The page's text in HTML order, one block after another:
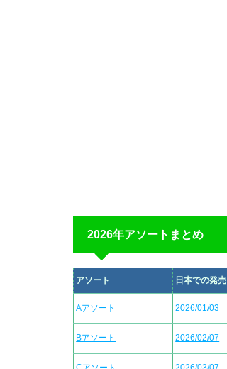
2026年アソートまとめ
アソート 日本での発売
Aアソート 2026/01/03
Bアソート 2026/02/07